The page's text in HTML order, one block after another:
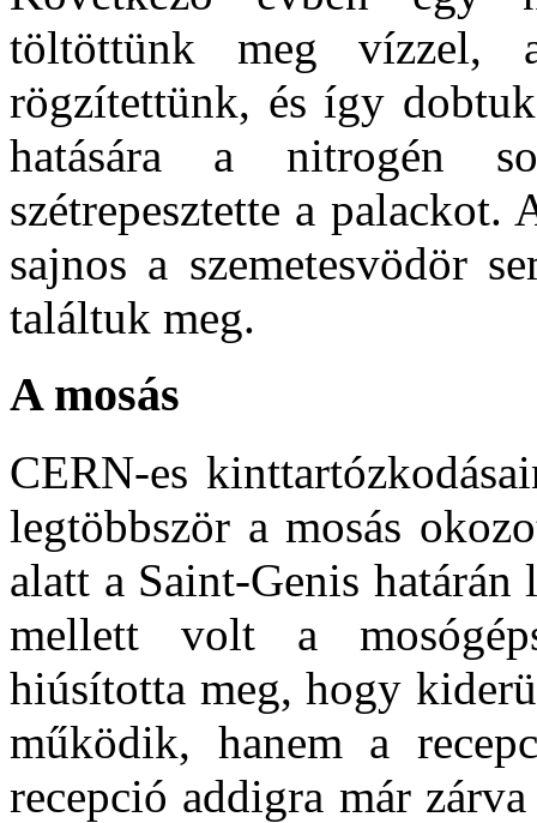
töltöttünk meg vízzel,
rögzítettünk, és így
hatására a nitrogén
szétrepesztette a palackot.
sajnos a szemetesvödör
találtuk meg.
A mosás
CERN-es
legtöbbször a mosás
alatt a Saint-Genis
mellett volt a
hiúsította meg, hogy
működik, hanem a
recepció addigra már